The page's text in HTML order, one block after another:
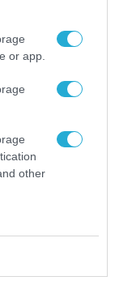
or app.
other
Σωματείου
του OPEN